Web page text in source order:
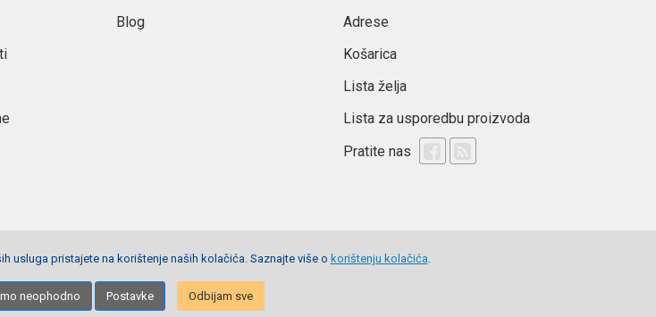
Blog
Adrese
Košarica
Lista želja
Lista za usporedbu proizvoda
Pratite nas
usluga pristajete na korištenje naših kolačića. Saznajte više o korištenju kolačića.
neophodno Postavke Odbijam sve